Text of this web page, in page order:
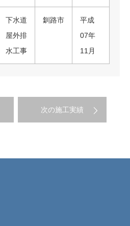
下水道
屋外排
水工事
釧路市
平成
07年
11月
次の施工実績